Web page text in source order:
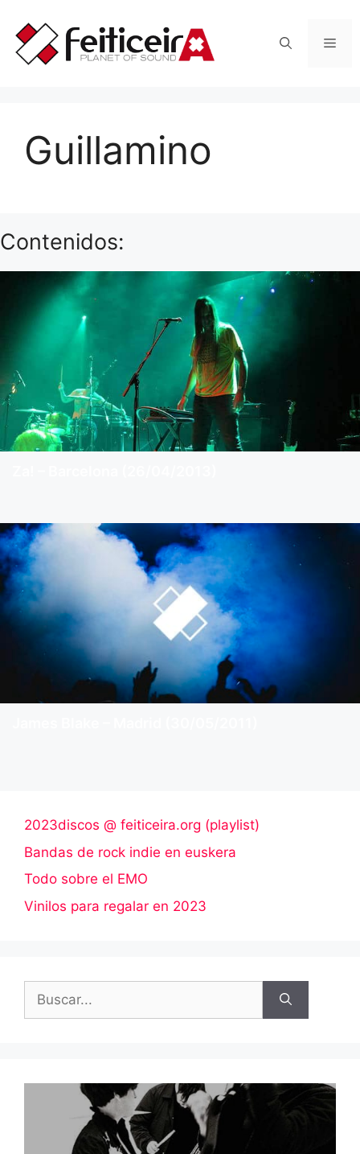
contenido
Guillamino
Contenidos:
2023discos @ feiticeira.org (playlist)
Bandas de rock indie en euskera
Todo sobre el EMO
Vinilos para regalar en 2023